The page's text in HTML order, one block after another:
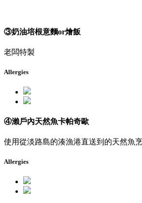
③奶油培根意麵or燴飯
老闆特製
Allergies
④瀨戶內天然魚卡帕奇歐
使用從淡路島的湊漁港直送到的天然魚
Allergies